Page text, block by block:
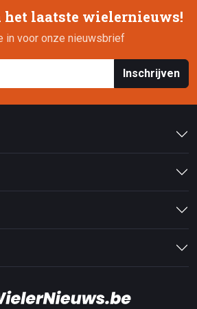
laatste wielernieuws!
in voor onze nieuwsbrief
Inschrijven